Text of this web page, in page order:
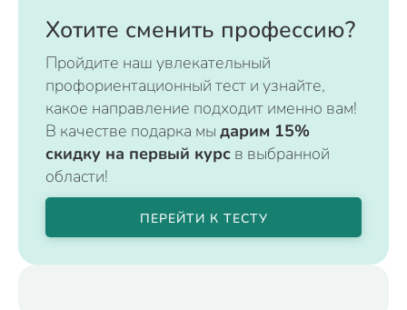
Хотите сменить профессию?
Пройдите наш увлекательный
профориентационный тест и узнайте,
какое направление подходит именно вам!
В качестве подарка мы дарим 15%
скидку на первый курс в выбранной
области!
ПЕРЕЙТИ К ТЕСТУ